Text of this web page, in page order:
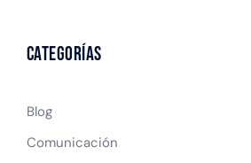
Categorías
Blog
Comunicación